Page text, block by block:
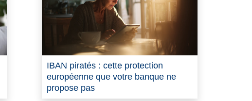
IBAN piratés : cette protection
européenne que votre banque ne
propose pas